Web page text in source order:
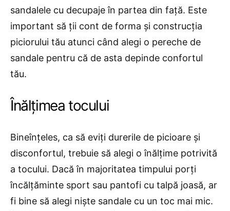
sandalele cu decupaje în partea din față. Este
important să ții cont de forma și construcția
piciorului tău atunci când alegi o pereche de
sandale pentru că de asta depinde confortul
tău.
Înălțimea tocului
Bineînțeles, ca să eviți durerile de picioare și
disconfortul, trebuie să alegi o înălțime potrivită
a tocului. Dacă în majoritatea timpului porți
încălțăminte sport sau pantofi cu talpă joasă, ar
fi bine să alegi niște sandale cu un toc mai mic.